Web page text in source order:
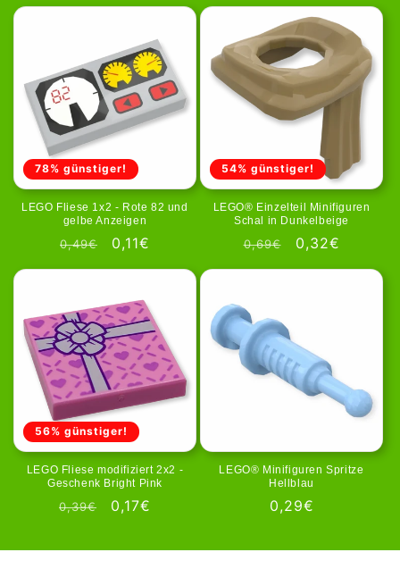
listino
78% günstiger!
LEGO Fliese 1x2 - Rote 82 und
gelbe Anzeigen
Prezzo
0,49€
Prezzo
0,11€
54% günstiger!
LEGO® Einzelteil Minifiguren
Schal in Dunkelbeige
Prezzo
0,69€
Prezzo
0,32€
56% günstiger!
LEGO Fliese modifiziert 2x2 -
Geschenk Bright Pink
Prezzo
listino
0,39€
Prezzo
0,17€
LEGO® Minifiguren Spritze
Hellblau
Prezzo
listino
0,29€